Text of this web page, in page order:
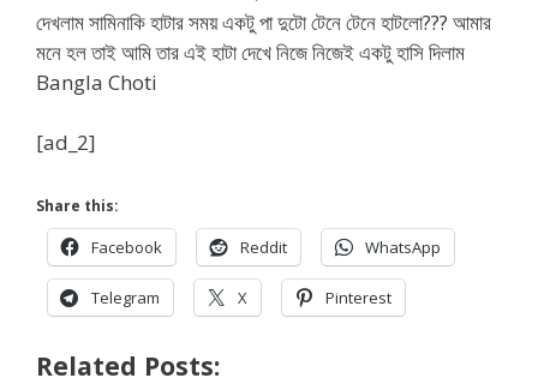
দেখলাম সামিনাকি হাটার সময় একটু পা দুটো টেনে টেনে হাটলো??? আমার
মনে হল তাই আমি তার এই হাটা দেখে নিজে নিজেই একটু হাসি দিলাম
Bangla Choti
[ad_2]
Share this:
Facebook Reddit WhatsApp
Telegram X Pinterest
Related Posts: